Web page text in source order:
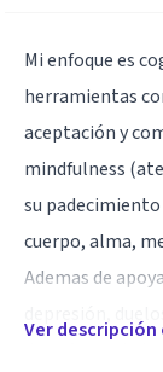
Mi enfoque es
herramientas
aceptación y
mindfulness
su
cuerpo, alma,
Ademas de
Ver